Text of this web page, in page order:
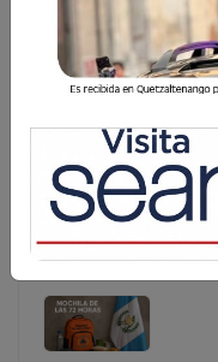
recuperación de los
quienes fallecieron al
aproximadamente
La Policía Nacional
la recuperación de
quienes fallecieron
aproximadamente
un derru...